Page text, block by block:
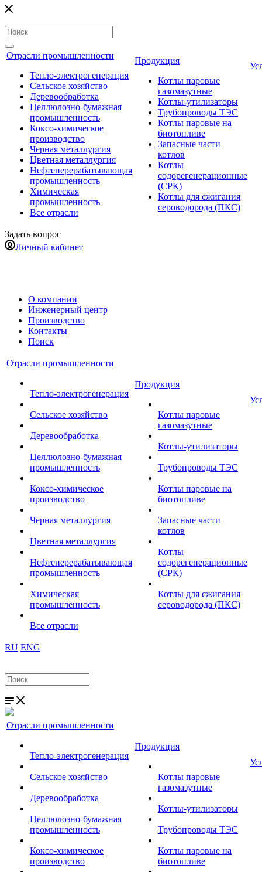
Отрасли промышленности
Тепло-электрогенерация
Сельское хозяйство
Деревообработка
Целлюлозно-бумажная
промышленность
Коксо-химическое
производство
Черная металлургия
Цветная металлургия
Нефтеперерабатывающая
промышленность
Химическая
промышленность
Все отрасли
Продукция
Котлы паровые
газомазутные
Котлы-утилизаторы
Трубопроводы ТЭС
Котлы паровые на
биотопливе
Запасные части
котлов
Котлы
содорегенерационные
(СРК)
Котлы для сжигания
сероводорода (ПКС)
Задать вопрос
Личный кабинет
О компании
Инженерный центр
Производство
Контакты
Поиск
Отрасли промышленности
Тепло-электрогенерация
Сельское хозяйство
Деревообработка
Целлюлозно-бумажная
промышленность
Коксо-химическое
производство
Черная металлургия
Цветная металлургия
Нефтеперерабатывающая
промышленность
Химическая
промышленность
Все отрасли
Продукция
Котлы паровые
газомазутные
Котлы-утилизаторы
Трубопроводы ТЭС
Котлы паровые на
биотопливе
Запасные части
котлов
Котлы
содорегенерационные
(СРК)
Котлы для сжигания
сероводорода (ПКС)
RU ENG
Отрасли промышленности
Тепло-электрогенерация
Сельское хозяйство
Деревообработка
Целлюлозно-бумажная
промышленность
Коксо-химическое
производство
Продукция
Котлы паровые
газомазутные
Котлы-утилизаторы
Трубопроводы ТЭС
Котлы паровые на
биотопливе